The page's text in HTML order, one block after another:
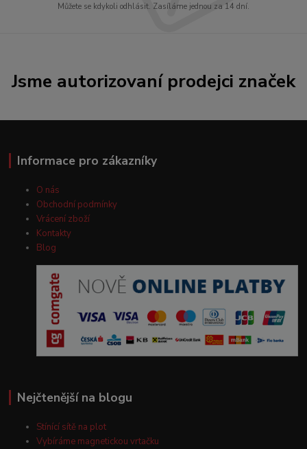
Můžete se kdykoli odhlásit. Zasíláme jednou za 14 dní.
Jsme autorizovaní prodejci značek
Informace pro zákazníky
O nás
Obchodní podmínky
Vrácení zboží
Kontakty
Blog
Nejčtenější na blogu
Stínící sítě na plot
Vybíráme magnetickou vrtačku